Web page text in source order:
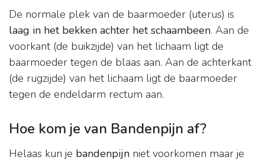
De normale plek van de baarmoeder (uterus) is
laag in het bekken achter het schaambeen. Aan de
voorkant (de buikzijde) van het lichaam ligt de
baarmoeder tegen de blaas aan. Aan de achterkant
(de rugzijde) van het lichaam ligt de baarmoeder
tegen de endeldarm rectum aan.
Hoe kom je van Bandenpijn af?
Helaas kun je bandenpijn niet voorkomen maar je